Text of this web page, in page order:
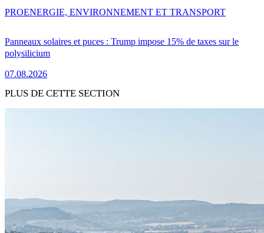
Panneaux solaires et puces : Trump impose 15% de taxes sur le
polysilicium
07.08.2026
PROENERGIE, ENVIRONNEMENT ET TRANSPORT
PLUS DE CETTE SECTION